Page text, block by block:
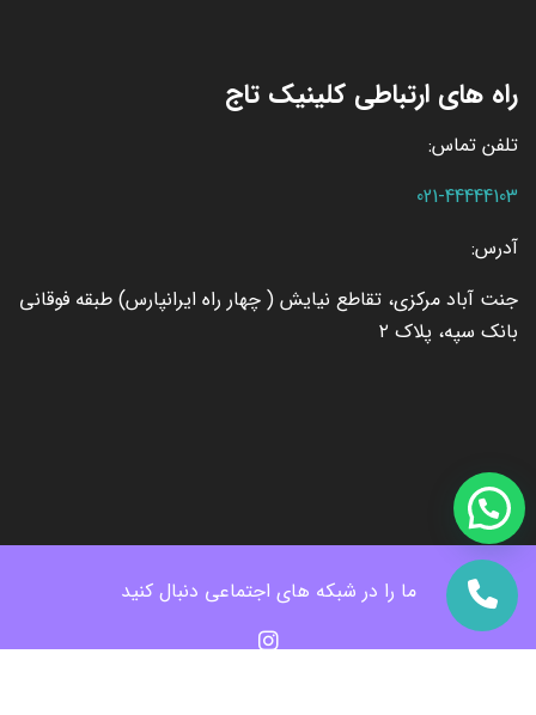
راه های ارتباطی کلینیک تاج
تلفن تماس:
021-44444103
آدرس:
جنت آباد مرکزی، تقاطع نیایش ( چهار راه ایرانپارس) طبقه فوقانی
بانک سپه، پلاک ۲
ما را در شبکه های اجتماعی دنبال کنید